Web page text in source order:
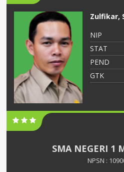
Zulfikar,
NIP
STAT
PEND
GTK
SMA NEGERI 1
NPSN :